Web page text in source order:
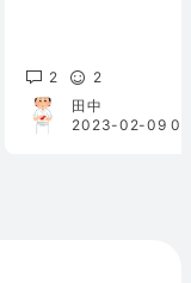
2
2
田中
2023-02-09